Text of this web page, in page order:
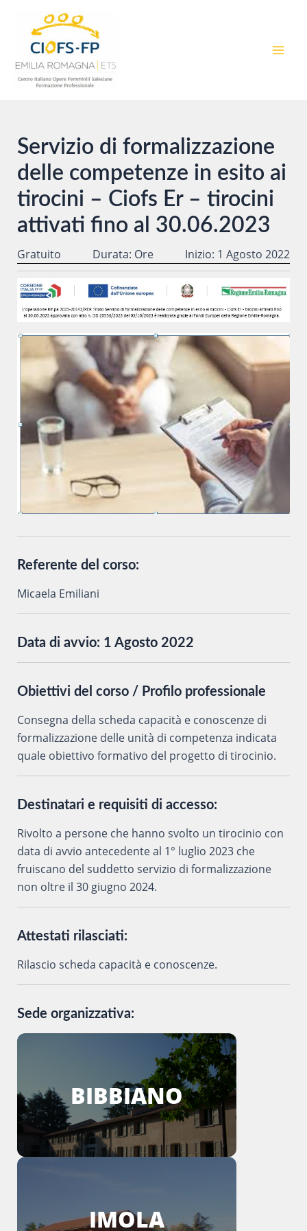
contenuto
Servizio di formalizzazione
delle competenze in esito ai
tirocini – Ciofs Er – tirocini
attivati fino al 30.06.2023
Gratuito Durata: Ore Inizio: 1 Agosto 2022
Referente del corso:
Micaela Emiliani
Data di avvio: 1 Agosto 2022
Obiettivi del corso / Profilo professionale
Consegna della scheda capacità e conoscenze di
formalizzazione delle unità di competenza indicata
quale obiettivo formativo del progetto di tirocinio.
Destinatari e requisiti di accesso:
Rivolto a persone che hanno svolto un tirocinio con
data di avvio antecedente al 1° luglio 2023 che
fruiscano del suddetto servizio di formalizzazione
non oltre il 30 giugno 2024.
Attestati rilasciati:
Rilascio scheda capacità e conoscenze.
Sede organizzativa:
BIBBIANO
IMOLA